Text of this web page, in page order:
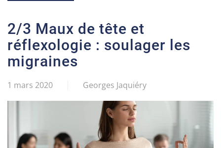
2/3 Maux de tête et
réflexologie : soulager les
migraines
1 mars 2020 Georges Jaquiéry